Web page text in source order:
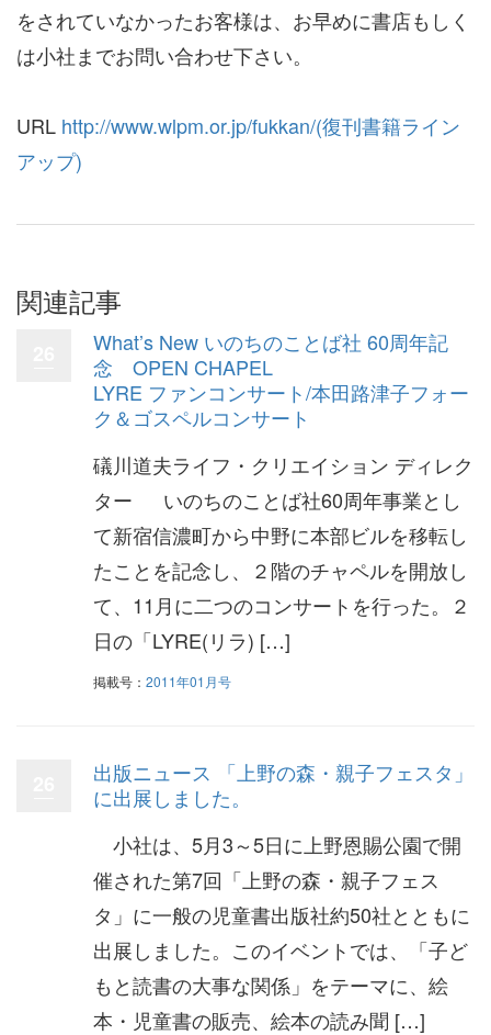
をされていなかったお客様は、お早めに書店もしく
は小社までお問い合わせ下さい。
URL http://www.wlpm.or.jp/fukkan/(復刊書籍ライン
アップ)
関連記事
What’s New いのちのことば社 60周年記
念 OPEN CHAPEL
LYRE ファンコンサート/本田路津子フォー
ク＆ゴスペルコンサート
礒川道夫ライフ・クリエイション ディレク
ター いのちのことば社60周年事業とし
て新宿信濃町から中野に本部ビルを移転し
たことを記念し、２階のチャペルを開放し
て、11月に二つのコンサートを行った。２
日の「LYRE(リラ) […]
掲載号： 2011年01月号
出版ニュース 「上野の森・親子フェスタ」
に出展しました。
小社は、5月3～5日に上野恩賜公園で開
催された第7回「上野の森・親子フェス
タ」に一般の児童書出版社約50社とともに
出展しました。このイベントでは、「子ど
もと読書の大事な関係」をテーマに、絵
本・児童書の販売、絵本の読み聞 […]